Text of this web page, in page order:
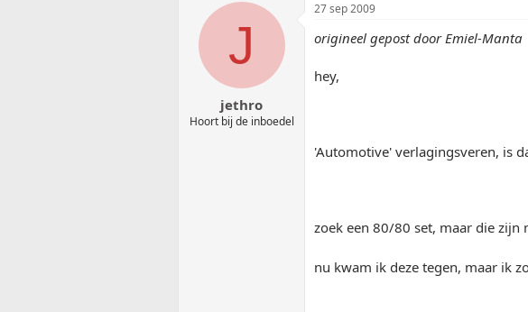
J
jethro
Hoort bij de inboedel
27 sep 2009
origineel gepost door Emiel-Manta
hey,
'Automotive' verlagingsveren, is
zoek een 80/80 set, maar die zijn
nu kwam ik deze tegen, maar ik